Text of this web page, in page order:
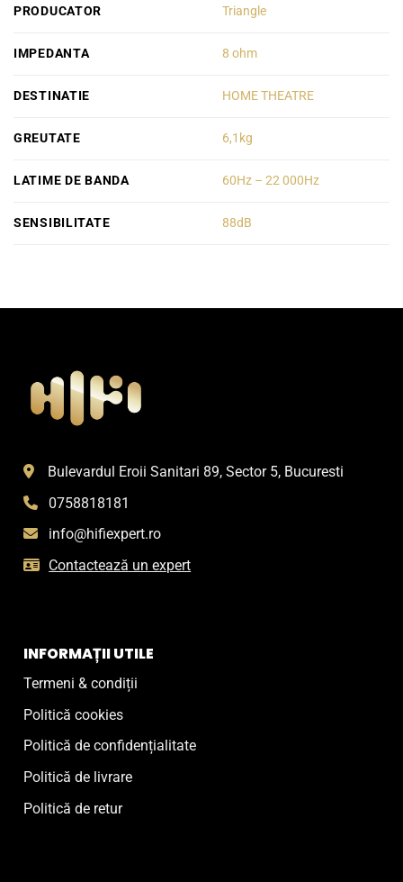
PRODUCATOR Triangle
IMPEDANTA 8 ohm
DESTINATIE HOME THEATRE
GREUTATE 6,1kg
LATIME DE BANDA 60Hz – 22 000Hz
SENSIBILITATE 88dB
Bulevardul Eroii Sanitari 89, Sector 5, Bucuresti
0758818181
info@hifiexpert.ro
Contactează un expert
INFORMAȚII UTILE
Termeni & condiții
Politică cookies
Politică de confidențialitate
Politică de livrare
Politică de retur